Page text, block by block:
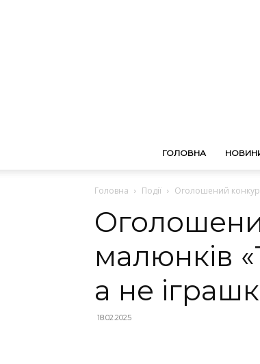
ГОЛОВНА
Головна Події Оголошений
малюнків
а не
18.02.2025